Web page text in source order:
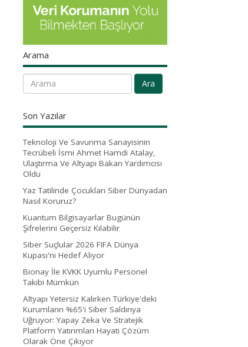
Arama
Ara
Son Yazılar
Teknoloji Ve Savunma Sanayisinin
Tecrübeli İsmi Ahmet Hamdi Atalay,
Ulaştırma Ve Altyapı Bakan Yardımcısı
Oldu
Yaz Tatilinde Çocukları Siber Dünyadan
Nasıl Koruruz?
Kuantum Bilgisayarlar Bugünün
Şifrelerini Geçersiz Kılabilir
Siber Suçlular 2026 FIFA Dünya
Kupası'nı Hedef Alıyor
Bionay İle KVKK Uyumlu Personel
Takibi Mümkün
Altyapı Yetersiz Kalırken Türkiye'deki
Kurumların %65'i Siber Saldırıya
Uğruyor: Yapay Zeka Ve Stratejik
Platform Yatırımları Hayati Çözüm
Olarak Öne Çıkıyor